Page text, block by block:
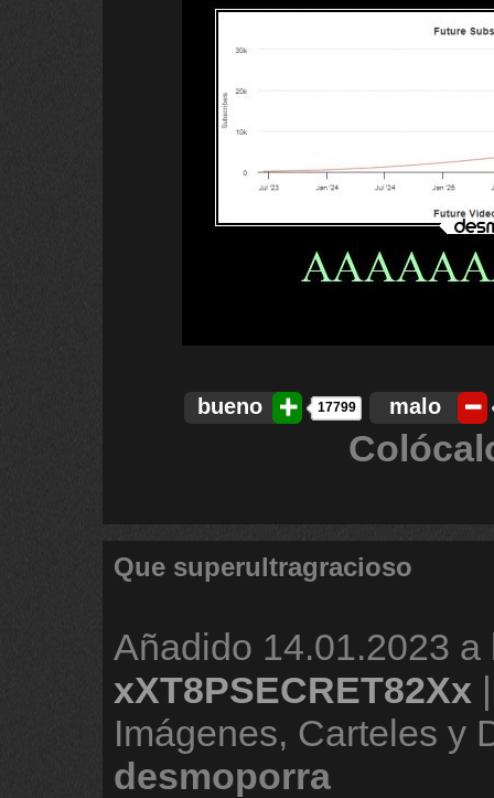
bueno 17799 malo
Que superultragracioso
Añadido 14.01.2023 a
xXT8PSECRET82Xx
Imágenes, Carteles y
desmoporra